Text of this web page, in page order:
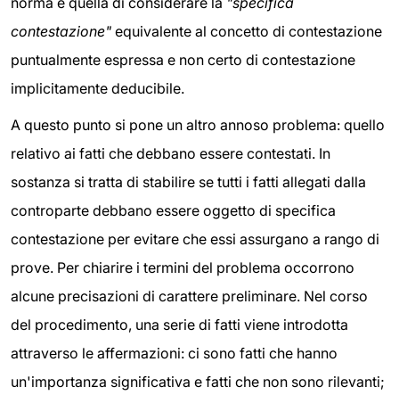
contestazione" equivalente al concetto di contestazione
puntualmente espressa e non certo di contestazione
implicitamente deducibile.
A questo punto si pone un altro annoso problema: quello
relativo ai fatti che debbano essere contestati. In
sostanza si tratta di stabilire se tutti i fatti allegati dalla
controparte debbano essere oggetto di specifica
contestazione per evitare che essi assurgano a rango di
prove. Per chiarire i termini del problema occorrono
alcune precisazioni di carattere preliminare. Nel corso
del procedimento, una serie di fatti viene introdotta
attraverso le affermazioni: ci sono fatti che hanno
un'importanza significativa e fatti che non sono rilevanti;